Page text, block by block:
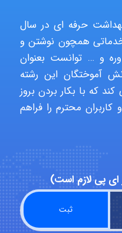
monakh
Rtk2099
Arshiaaihsra
ABOALFZAL ZAREI
حرفه ای در سال
خدماتی همچون نوشتن و
و … توانست بعنوان
آموختگان این رشته
که با بکار بردن بروز
محترم را فراهم
ای پی لازم است)